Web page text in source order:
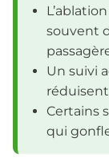
souvent
Un suivi
Certains
qui